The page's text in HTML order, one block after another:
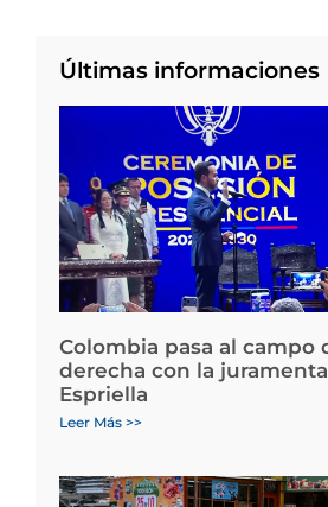
Últimas informaciones
Colombia pasa al campo
derecha con la
Espriella
Leer Más >>